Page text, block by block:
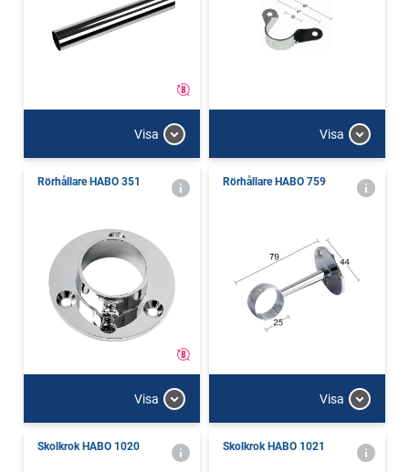
Visa Visa
Rörhållare HABO 351
Visa
Rörhållare HABO 759
Visa
Skolkrok HABO 1020 Skolkrok HABO 1021